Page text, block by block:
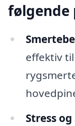
følgende
effektiv
Stress